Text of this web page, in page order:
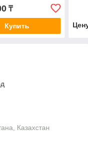
₸
Купить
Казахстан